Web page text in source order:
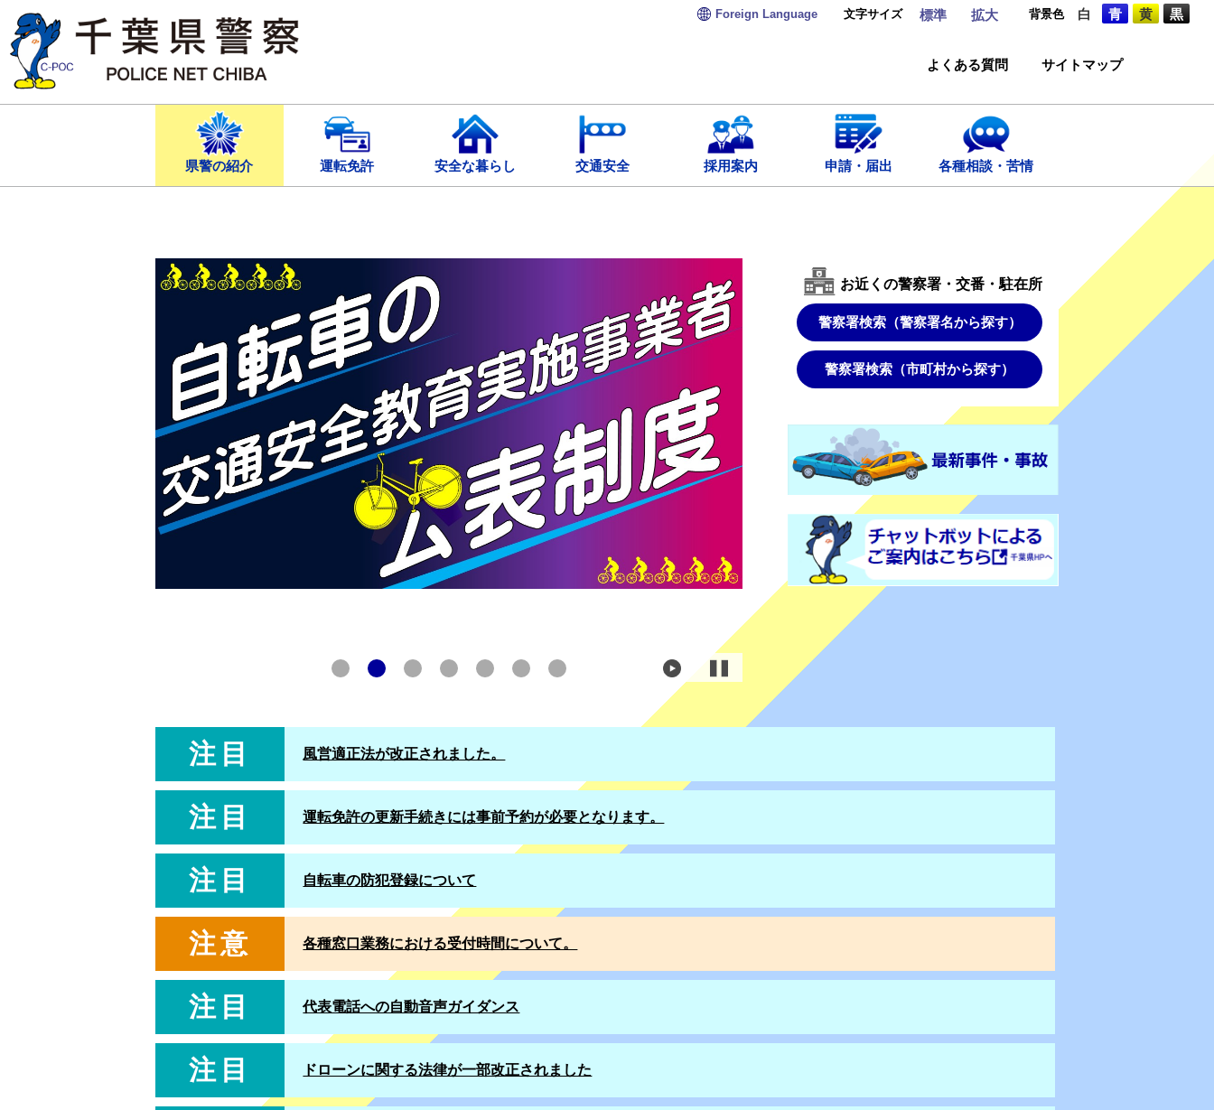
ス
キ
ま
Foreign Language 文字サイズ 標準 拡大 背景色 白 青 黄 黒
よくある質問 サイトマップ
県警の紹介 運転免許 安全な暮らし 交通安全 採用案内 申請・届出 各種相談・苦情
お近くの警察署・交番・駐在所
警察署検索（警察署名から探す）
警察署検索（市町村から探す）
注目 風営適正法が改正されました。
注目 運転免許の更新手続きには事前予約が必要となります。
注目 自転車の防犯登録について
注意 各種窓口業務における受付時間について。
注目 代表電話への自動音声ガイダンス
注目 ドローンに関する法律が一部改正されました